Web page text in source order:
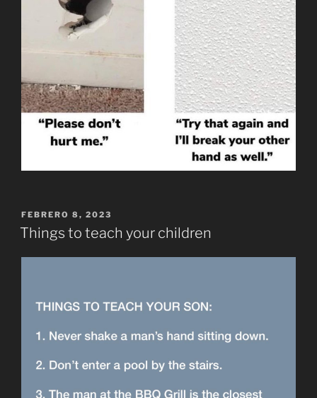
PUBLICADO
EL
FEBRERO 8, 2023
Things to teach your children